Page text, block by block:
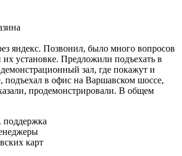
яндекс. Позвонил, было много вопросов
их установке. Предложили подъехать в
демонстрационный зал, где покажут и
подъехал в офис на Варшавском шоссе,
продемонстрировали. В общем
поддержка
карт